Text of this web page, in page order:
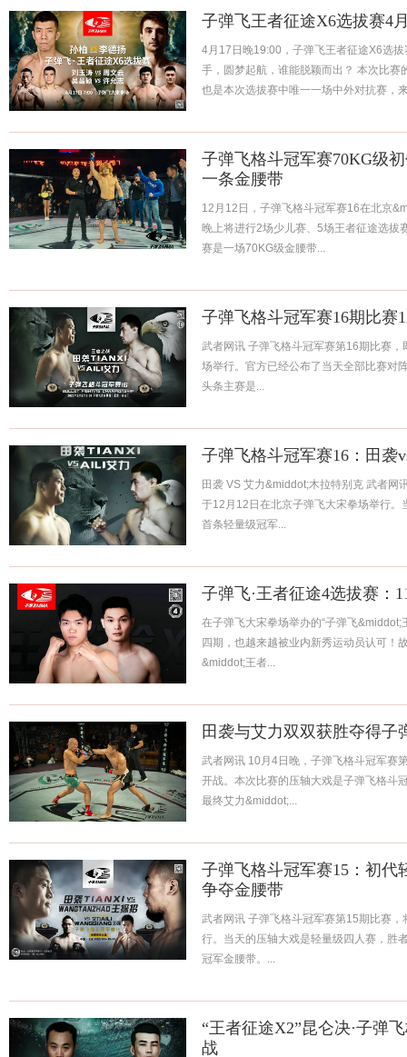
子弹飞王者征途X6选拔赛4
4月17日晚19:00，子弹飞王者征途X6选
手，圆梦起航，谁能脱颖而出？ 本次比
也是本次选拔赛中唯一一场中外对抗赛，
子弹飞格斗冠军赛70KG级
一条金腰带
12月12日，子弹飞格斗冠军赛16在北京
晚上将进行2场少儿赛、5场王者征途选拔
赛是一场70KG级金腰带...
子弹飞格斗冠军赛16期比赛
武者网讯 子弹飞格斗冠军赛第16期比赛
场举行。官方已经公布了当天全部比赛对
头条主赛是...
子弹飞格斗冠军赛16：田袭
田袭 VS 艾力&middot;木拉特别克 武者网
于12月12日在北京子弹飞大宋拳场举行
首条轻量级冠军...
子弹飞·王者征途4选拔赛：
在子弹飞大宋拳场举办的“子弹飞
四期，也越来越被业内新秀运动员认可！
&middot;王者...
田袭与艾力双双获胜夺得子
武者网讯 10月4日晚，子弹飞格斗冠军赛
开战。本次比赛的压轴大戏是子弹飞格斗
最终艾力&middot;...
子弹飞格斗冠军赛15：初代
争夺金腰带
武者网讯 子弹飞格斗冠军赛第15期比赛
行。当天的压轴大戏是轻量级四人赛，胜
冠军金腰带。...
“王者征途X2”昆仑决·子弹
战